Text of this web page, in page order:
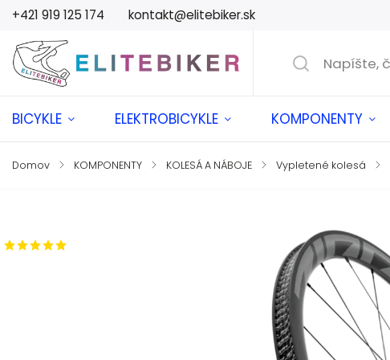
+421 919 125 174 kontakt@elitebiker.sk
BICYKLE ELEKTROBICYKLE KOMPONENTY
Domov / KOMPONENTY / KOLESÁ A NÁBOJE / Vypletené kolesá /